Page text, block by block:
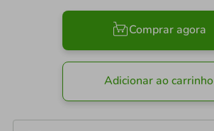
Comprar agora
Adicionar ao carrinho